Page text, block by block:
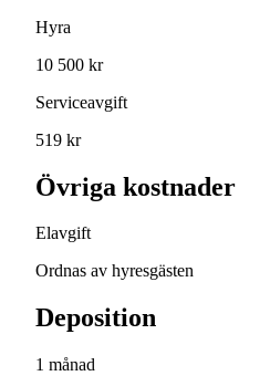
Hyra
10 500 kr
Serviceavgift
519 kr
Övriga kostnader
Elavgift
Ordnas av hyresgästen
Deposition
1 månad